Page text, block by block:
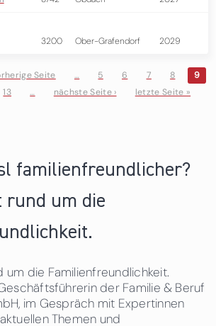
3200 Ober-Grafendorf 2029
Seite … 5 6 7 8
9
13 … nächste Seite › letzte Seite »
familienfreundlicher?
rund um die
um die Familienfreundlichkeit.
der Familie & Beruf
im Gespräch mit Expertinnen
Themen und